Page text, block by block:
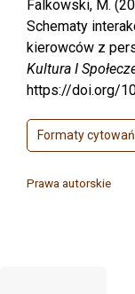
Falkowski, M.
Schematy
kierowców z
Kultura I
https://doi.org/
Formaty cytowań
Prawa autorskie